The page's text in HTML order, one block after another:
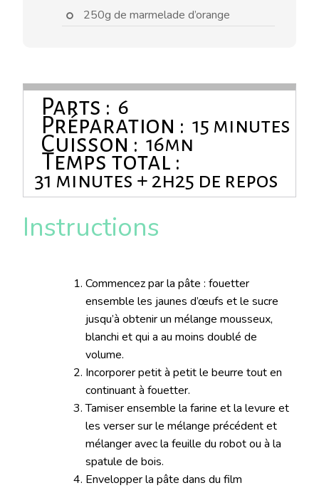
250g de marmelade d’orange
Parts : 6
Préparation : 15 minutes
Cuisson : 16mn
Temps total :
31 minutes + 2h25 de repos
Instructions
Commencez par la pâte : fouetter
ensemble les jaunes d’œufs et le sucre
jusqu’à obtenir un mélange mousseux,
blanchi et qui a au moins doublé de
volume.
Incorporer petit à petit le beurre tout en
continuant à fouetter.
Tamiser ensemble la farine et la levure et
les verser sur le mélange précédent et
mélanger avec la feuille du robot ou à la
spatule de bois.
Envelopper la pâte dans du film